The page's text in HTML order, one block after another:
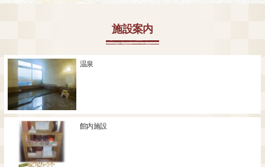
施設案内
温泉
館内施設